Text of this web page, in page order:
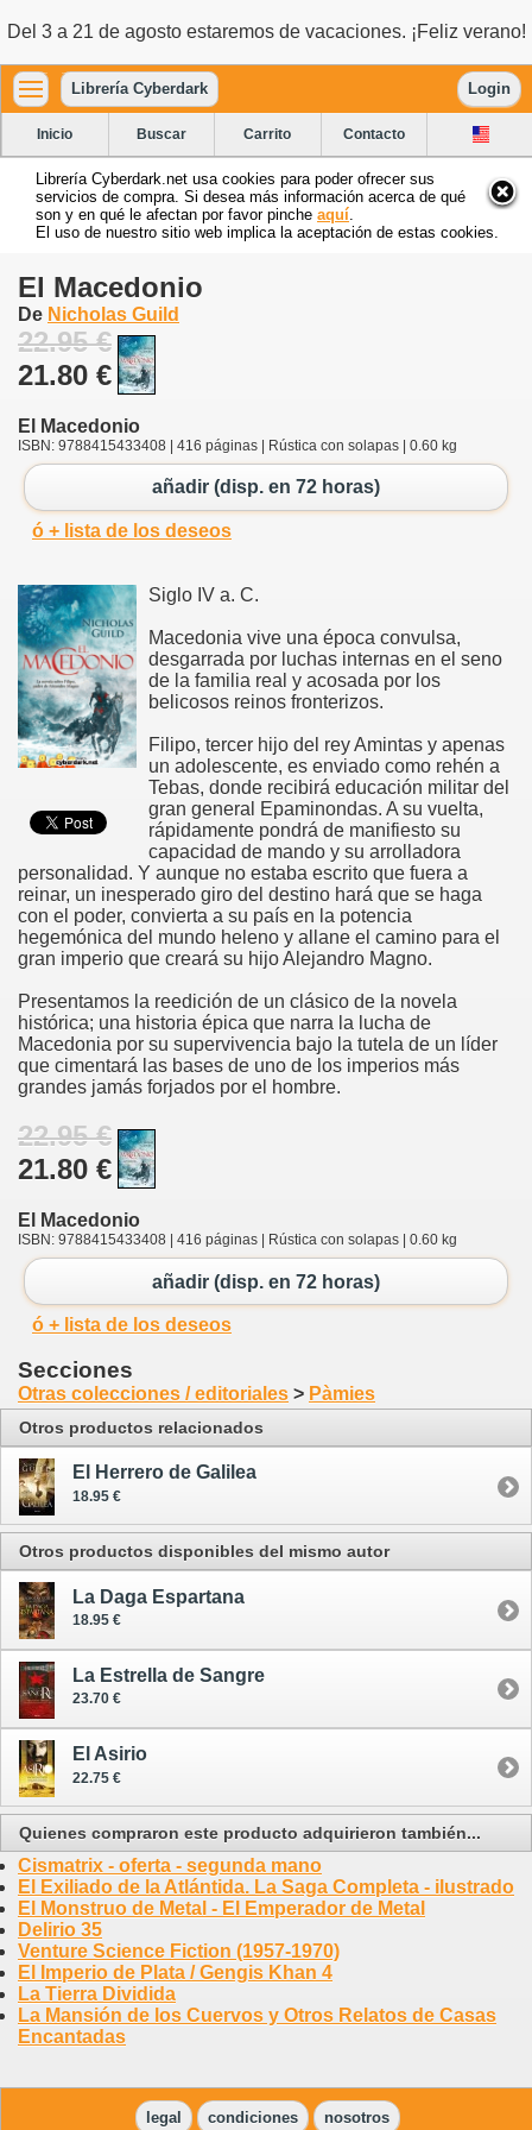
Del 3 a 21 de agosto estaremos de vacaciones. ¡Feliz verano!
Librería Cyberdark Login
Inicio Buscar Carrito Contacto
Librería Cyberdark.net usa cookies para poder ofrecer sus
servicios de compra. Si desea más información acerca de qué
son y en qué le afectan por favor pinche aquí
El uso de nuestro sitio web implica la aceptación de estas cookies.
El Macedonio
De Nicholas Guild
22.95 €
21.80 €
El Macedonio
ISBN: 9788415433408 | 416 páginas | Rústica con solapas | 0.60 kg
añadir (disp. en 72 horas)
ó + lista de los deseos
Siglo IV a. C.
Macedonia vive una época convulsa,
desgarrada por luchas internas en el seno
de la familia real y acosada por los
belicosos reinos fronterizos.
Filipo, tercer hijo del rey Amintas y apenas
un adolescente, es enviado como rehén a
Tebas, donde recibirá educación militar del
gran general Epaminondas. A su vuelta,
rápidamente pondrá de manifiesto su
capacidad de mando y su arrolladora
personalidad. Y aunque no estaba escrito que fuera a
reinar, un inesperado giro del destino hará que se haga
con el poder, convierta a su país en la potencia
hegemónica del mundo heleno y allane el camino para el
gran imperio que creará su hijo Alejandro Magno.
Presentamos la reedición de un clásico de la novela
histórica; una historia épica que narra la lucha de
Macedonia por su supervivencia bajo la tutela de un líder
que cimentará las bases de uno de los imperios más
grandes jamás forjados por el hombre.
22.95 €
21.80 €
El Macedonio
ISBN: 9788415433408 | 416 páginas | Rústica con solapas | 0.60 kg
añadir (disp. en 72 horas)
ó + lista de los deseos
Secciones
Otras colecciones / editoriales > Pàmies
Otros productos relacionados
El Herrero de Galilea
18.95 €
Otros productos disponibles del mismo autor
La Daga Espartana
18.95 €
La Estrella de Sangre
23.70 €
El Asirio
22.75 €
Quienes compraron este producto adquirieron también...
Cismatrix - oferta - segunda mano
El Exiliado de la Atlántida. La Saga Completa - ilustrado
El Monstruo de Metal - El Emperador de Metal
Delirio 35
Venture Science Fiction (1957-1970)
El Imperio de Plata / Gengis Khan 4
La Tierra Dividida
La Mansión de los Cuervos y Otros Relatos de Casas
Encantadas
legal condiciones nosotros